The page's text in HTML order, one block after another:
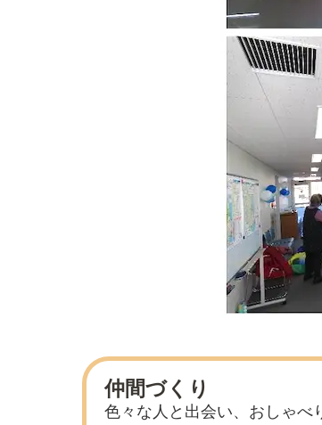
仲間づくり
色々な人と出会い、おしゃべ